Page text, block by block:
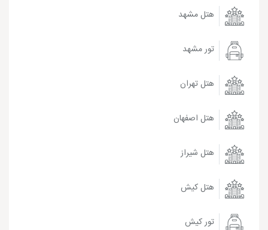
هتل مشهد
تور مشهد
هتل تهران
هتل اصفهان
هتل شیراز
هتل کیش
تور کیش